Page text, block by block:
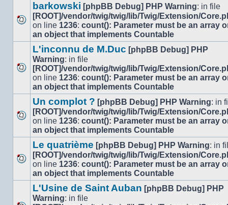
Aucun
message
non
lu
barkowski [phpBB Debug] PHP Warning: in file
[ROOT]/vendor/twig/twig/lib/Twig/Extension/
on line 1236: count(): Parameter must be an array
an object that implements Countable
Aucun
message
non
L'inconnu de M.Duc [phpBB Debug] PHP
Warning: in file
[ROOT]/vendor/twig/twig/lib/Twig/Extension/
on line 1236: count(): Parameter must be an array
an object that implements Countable
Aucun
message
non
Un complot ? [phpBB Debug] PHP Warning: in
[ROOT]/vendor/twig/twig/lib/Twig/Extension/
on line 1236: count(): Parameter must be an array
an object that implements Countable
Aucun
message
non
lu
Le quatrième [phpBB Debug] PHP Warning: in
[ROOT]/vendor/twig/twig/lib/Twig/Extension/
on line 1236: count(): Parameter must be an array
an object that implements Countable
L'Usine de Saint Auban [phpBB Debug] PHP
Warning: in file